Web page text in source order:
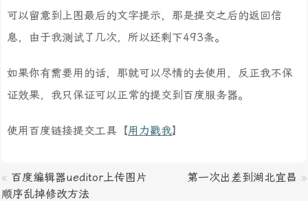
可以留意到上图最后的文字提示，那是提交之后的返回信
息，由于我测试了几次，所以还剩下493条。
如果你有需要用的话，那就可以尽情的去使用，反正我不保
证效果，我只保证可以正常的提交到百度服务器。
使用百度链接提交工具【用力戳我】
« 百度编辑器ueditor上传图片
顺序乱掉修改方法
第一次出差到湖北宜昌 »